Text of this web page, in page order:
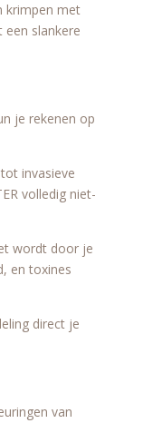
krimpen met
slankere
je rekenen op
invasieve
volledig niet-
wordt door je
en toxines
direct je
van